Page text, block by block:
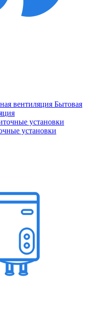
Бытовая
установки